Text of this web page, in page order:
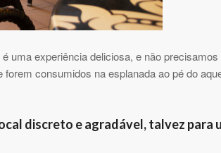
uma experiência deliciosa, e não
consumidos na esplanada ao pé do
discreto e agradável, talvez para